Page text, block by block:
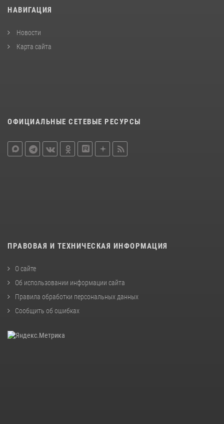
НАВИГАЦИЯ
Новости
Карта сайта
ОФИЦИАЛЬНЫЕ СЕТЕВЫЕ РЕСУРСЫ
ПРАВОВАЯ И ТЕХНИЧЕСКАЯ ИНФОРМАЦИЯ
О сайте
Об использовании информации сайта
Правила обработки персональных данных
Сообщить об ошибках